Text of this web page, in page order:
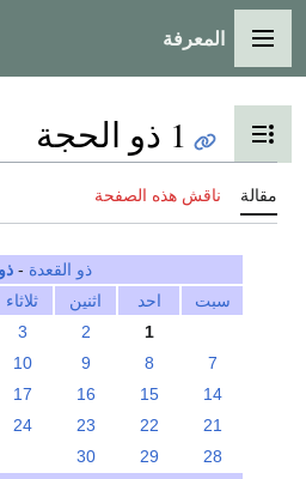
القائمة الرئيسية
المعرفة
تبديل عرض جدول المحتويات
1 ذو الحجة
مقالة ناقش هذه الصفحة
ذو القعدة -
سبت
احد اثنين ثلاثاء
1
2
3
7
8
9
10
14
15
16
17
21
22
23
24
28
29
30